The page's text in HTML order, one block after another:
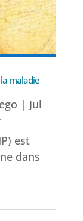
maladie
| Jul
est
dans